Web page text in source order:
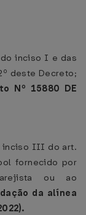
inciso I e das
deste Decreto;
Nº 15880 DE
inciso III do art.
fornecido por
ou ao
da alínea